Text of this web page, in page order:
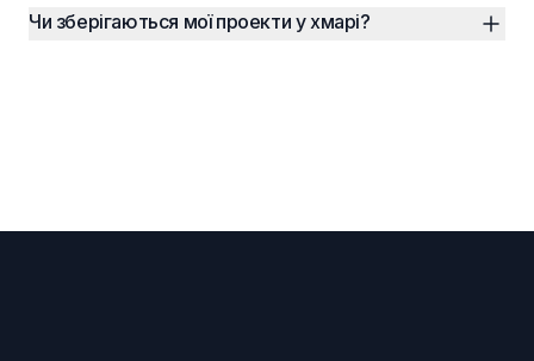
Чи зберігаються мої проекти у хмарі?